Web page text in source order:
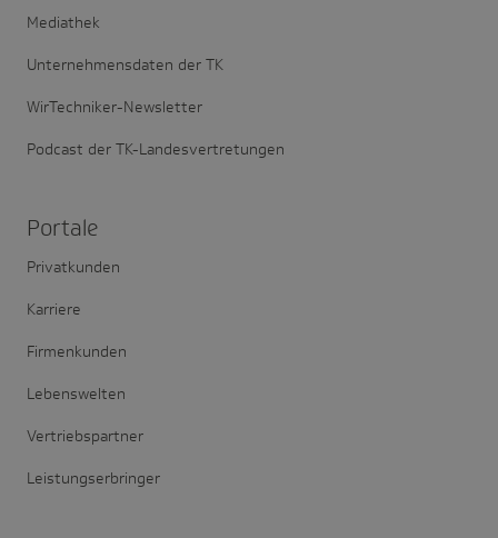
Mediathek
Unternehmensdaten der TK
WirTechniker-Newsletter
Podcast der TK-Landesvertretungen
Portale
Privatkunden
Karriere
Firmenkunden
Lebenswelten
Vertriebspartner
Leistungserbringer